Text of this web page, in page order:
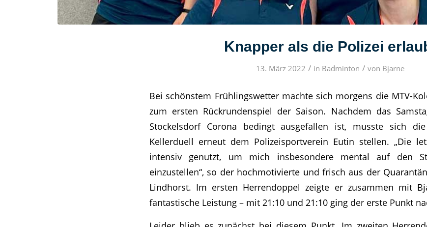
Knapper als die Polizei
13. März 2022 / in Badminton / von Bjarne
Bei schönstem Frühlingswetter machte sich morgens die MTV-
zum ersten Rückrundenspiel der Saison. Nachdem das
Stockelsdorf Corona bedingt ausgefallen ist, musste sich
Kellerduell erneut dem Polizeisportverein Eutin stellen. „Die
intensiv genutzt, um mich insbesondere mental auf den
einzustellen“, so der hochmotivierte und frisch aus der
Lindhorst. Im ersten Herrendoppel zeigte er zusammen mit
fantastische Leistung – mit 21:10 und 21:10 ging der erste Punkt